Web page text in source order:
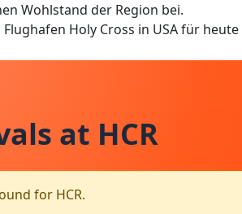
Wohlstand der Region bei.
Holy Cross in USA für
at HCR
for HCR.